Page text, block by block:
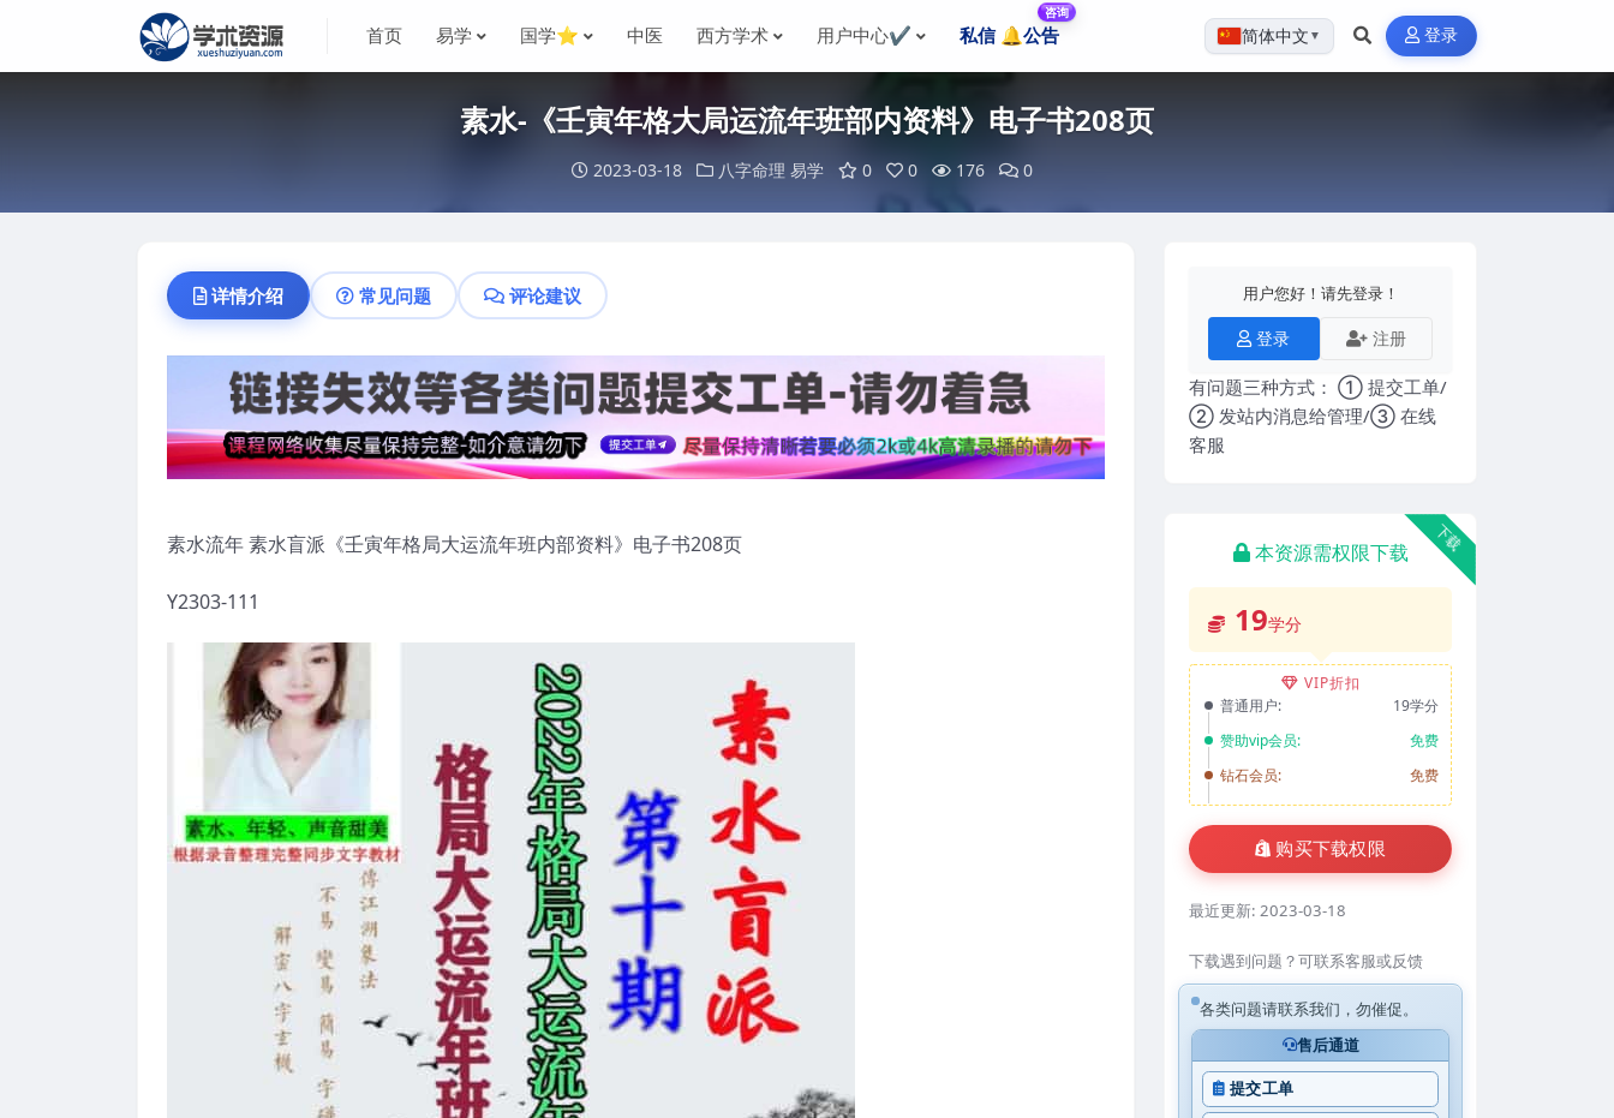
首页 易学 国学⭐ 中医 西方学术 用户中心✔️ 私信 🔔公告
咨询
简体中文 ▼ 登录
素水-《壬寅年格大局运流年班部内资料》电子书208页
2023-03-18 八字命理 易学 0 0 176 0
详情介绍 常见问题 评论建议
素水流年 素水盲派《壬寅年格局大运流年班内部资料》电子书208页
Y2303-111
用户您好！请先登录！
登录 注册
有问题三种方式： ① 提交工单/
② 发站内消息给管理/③ 在线
客服
下载
本资源需权限下载
19学分
VIP折扣
普通用户:
19学分
赞助vip会员:
免费
钻石会员:
免费
购买下载权限
最近更新: 2023-03-18
下载遇到问题？可联系客服或反馈
各类问题请联系我们，勿催促。
售后通道
提交工单